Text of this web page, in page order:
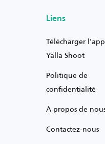
Liens
Télécharger
Yalla Shoot
Politique de
confidentialité
À propos de
Contactez-nous